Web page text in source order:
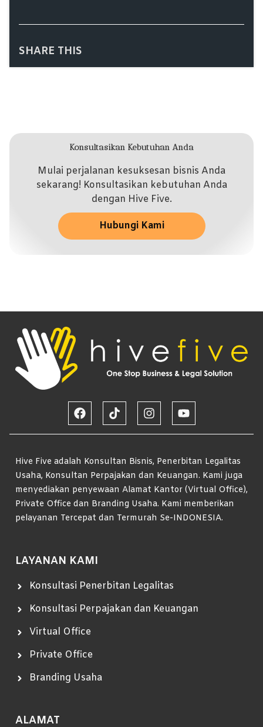
SHARE THIS
Konsultasikan Kebutuhan Anda
Mulai perjalanan kesuksesan bisnis Anda
sekarang! Konsultasikan kebutuhan Anda
dengan Hive Five.
Hubungi Kami
Hive Five adalah Konsultan Bisnis, Penerbitan Legalitas
Usaha, Konsultan Perpajakan dan Keuangan. Kami juga
menyediakan penyewaan Alamat Kantor (Virtual Office),
Private Office dan Branding Usaha. Kami memberikan
pelayanan Tercepat dan Termurah Se-INDONESIA.
LAYANAN KAMI
Konsultasi Penerbitan Legalitas
Konsultasi Perpajakan dan Keuangan
Virtual Office
Private Office
Branding Usaha
ALAMAT